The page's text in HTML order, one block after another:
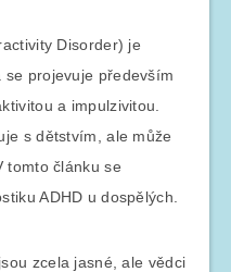
Disorder) je
projevuje především
a impulzivitou.
s dětstvím, ale může
tomto článku se
ADHD u dospělých.
zcela jasné, ale vědci